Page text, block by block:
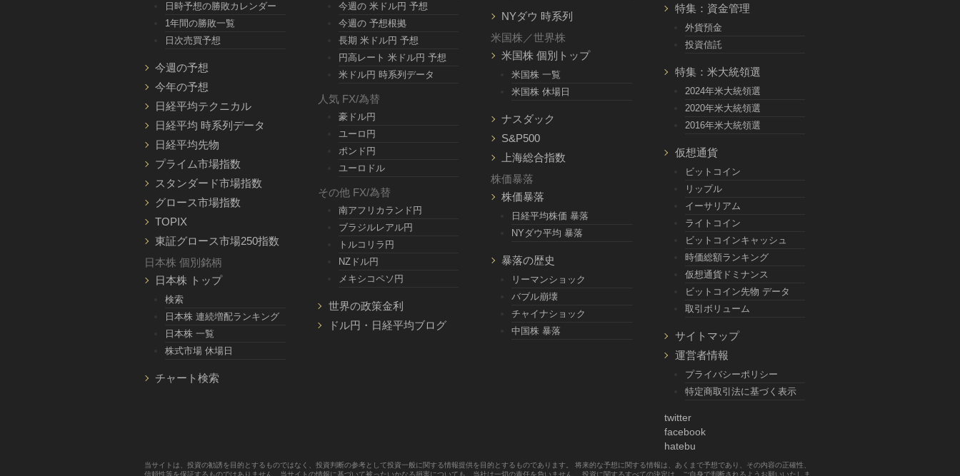
日時予想の勝敗カレンダー
1年間の勝敗一覧
日次売買予想
今週の予想
今年の予想
日経平均テクニカル
日経平均 時系列データ
日経平均先物
プライム市場指数
スタンダード市場指数
グロース市場指数
TOPIX
東証グロース市場250指数
日本株 個別銘柄
日本株 トップ
検索
日本株 連続増配ランキング
日本株 一覧
株式市場 休場日
チャート検索
今週の 米ドル円 予想
今週の 予想根拠
長期 米ドル円 予想
円高レート 米ドル円 予想
米ドル円 時系列データ
人気 FX/為替
豪ドル円
ユーロ円
ポンド円
ユーロドル
その他 FX/為替
南アフリカランド円
ブラジルレアル円
トルコリラ円
NZドル円
メキシコペソ円
世界の政策金利
ドル円・日経平均ブログ
NYダウ 時系列
米国株／世界株
米国株 個別トップ
米国株 一覧
米国株 休場日
ナスダック
S&P500
上海総合指数
株価暴落
株価暴落
日経平均株価 暴落
NYダウ平均 暴落
暴落の歴史
リーマンショック
バブル崩壊
チャイナショック
中国株 暴落
特集：資金管理
外貨預金
投資信託
特集：米大統領選
2024年米大統領選
2020年米大統領選
2016年米大統領選
仮想通貨
ビットコイン
リップル
イーサリアム
ライトコイン
ビットコインキャッシュ
時価総額ランキング
仮想通貨ドミナンス
ビットコイン先物 データ
取引ボリューム
サイトマップ
運営者情報
プライバシーポリシー
特定商取引法に基づく表示
twitter
facebook
hatebu
当サイトは、投資の勧誘を目的とするものではなく、投資判断の参考として投資一般に関する情報提供を目的とするものであります。 将来的な予想に関する情報は、あくまで予想であり、その内容の正確性、
信頼性等を保証するものではありません。当サイトの情報に基づいて被ったいかなる損害についても、当社は一切の責任を負いません。 投資に関するすべての決定は、ご自身で判断されるようお願いいたしま